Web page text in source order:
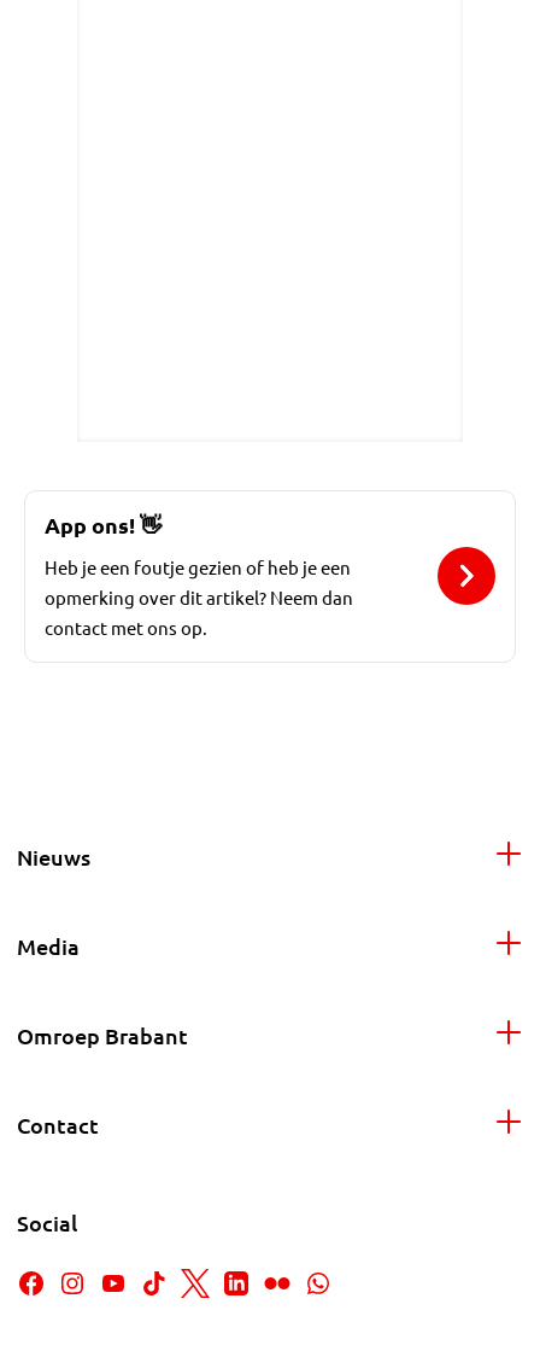
App ons! 👋
Heb je een foutje gezien of heb je een
opmerking over dit artikel? Neem dan
contact met ons op.
Nieuws
Media
Omroep Brabant
Contact
Social